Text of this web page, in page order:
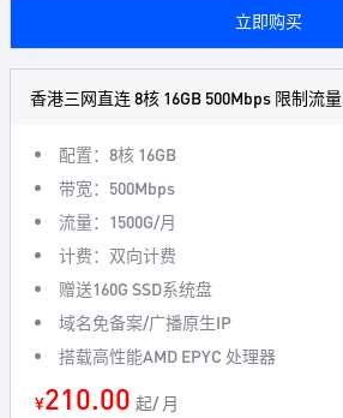
立即购买
香港三网直连 8核 16GB 500Mbps 限制流量
配置：8核 16GB
带宽：500Mbps
流量：1500G/月
计费：双向计费
赠送160G SSD系统盘
域名免备案/广播原生IP
搭载高性能AMD EPYC 处理器
¥210.00 起/ 月